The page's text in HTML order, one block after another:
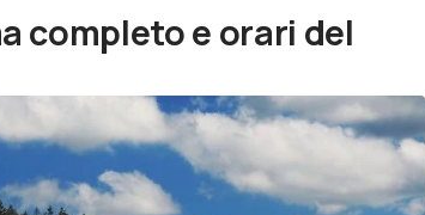
completo e orari del